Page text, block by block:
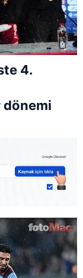
4.
dönemi